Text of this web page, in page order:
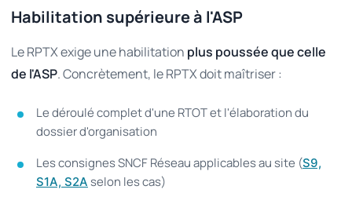
Habilitation supérieure à l'ASP
Le RPTX exige une habilitation plus poussée que celle
de l'ASP. Concrètement, le RPTX doit maîtriser :
Le déroulé complet d'une RTOT et l'élaboration du
dossier d'organisation
Les consignes SNCF Réseau applicables au site (S9,
S1A, S2A selon les cas)